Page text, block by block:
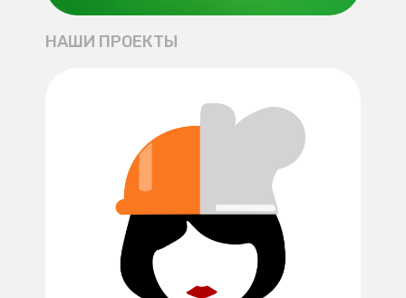
НАШИ ПРОЕКТЫ